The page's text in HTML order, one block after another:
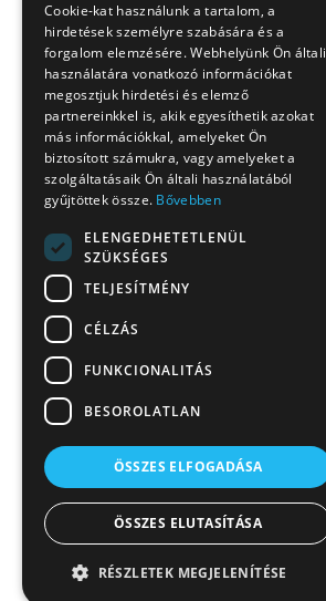
SK
RO
Cookie-kat használunk a tartalom, a
hirdetések személyre szabására és a
forgalom elemzésére. Webhelyünk Ön általi
használatára vonatkozó információkat
megosztjuk hirdetési és elemző
partnereinkkel is, akik egyesíthetik azokat
más információkkal, amelyeket Ön
biztosított számukra, vagy amelyeket a
szolgáltatásaik Ön általi használatából
gyűjtöttek össze. Bővebben
ELENGEDHETETLENÜL
SZÜKSÉGES
TELJESÍTMÉNY
CÉLZÁS
FUNKCIONALITÁS
BESOROLATLAN
ÖSSZES ELFOGADÁSA
ÖSSZES ELUTASÍTÁSA
RÉSZLETEK MEGJELENÍTÉSE